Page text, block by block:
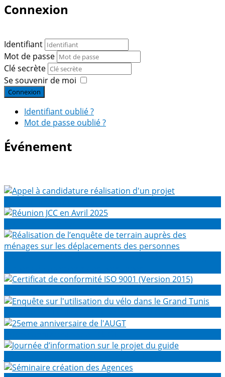
Connexion
Identifiant
Mot de passe
Clé secrète
Se souvenir de moi
Connexion
Identifiant oublié ?
Mot de passe oublié ?
Événement